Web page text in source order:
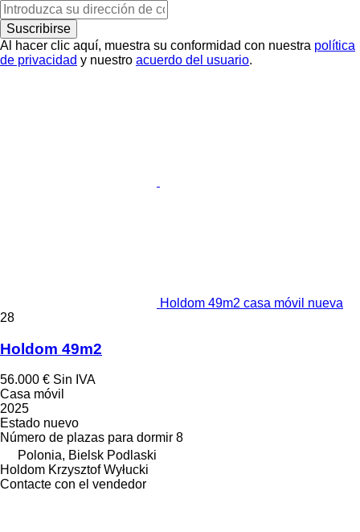
Suscribirse
Al hacer clic aquí, muestra su conformidad con nuestra política
de privacidad y nuestro acuerdo del usuario.
Holdom 49m2 casa móvil nueva
28
Holdom 49m2
56.000 € Sin IVA
Casa móvil
2025
Estado nuevo
Número de plazas para dormir 8
Polonia, Bielsk Podlaski
Holdom Krzysztof Wyłucki
Contacte con el vendedor